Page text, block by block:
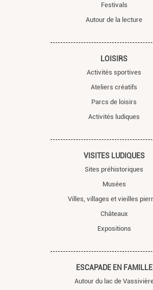
Festivals
Autour de la lecture
LOISIRS
Activités sportives
Ateliers créatifs
Parcs de loisirs
Activités ludiques
VISITES LUDIQUES
Sites préhistoriques
Musées
Villes, villages et vieilles
Châteaux
Expositions
ESCAPADE EN FAMILLE
Autour du lac de